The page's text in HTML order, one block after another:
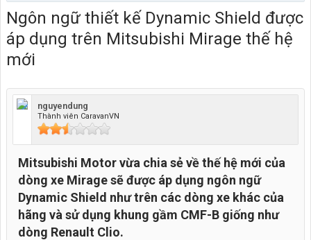
Ngôn ngữ thiết kế Dynamic Shield được
áp dụng trên Mitsubishi Mirage thế hệ
mới
nguyendung
Thành viên CaravanVN
Mitsubishi Motor vừa chia sẻ về thế hệ mới của
dòng xe Mirage sẽ được áp dụng ngôn ngữ
Dynamic Shield như trên các dòng xe khác của
hãng và sử dụng khung gầm CMF-B giống như
dòng Renault Clio.